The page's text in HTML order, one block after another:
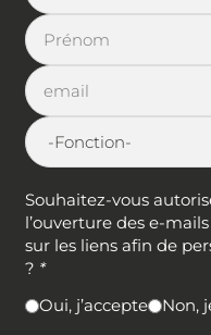
Souhaitez-vous
l’ouverture des e-
sur les liens afin de
? *
Oui, j’accepte
Non,